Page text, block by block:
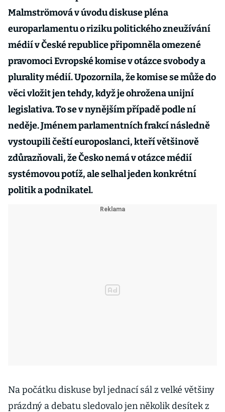
Malmströmová v úvodu diskuse pléna
europarlamentu o riziku politického zneužívání
médií v České republice připomněla omezené
pravomoci Evropské komise v otázce svobody a
plurality médií. Upozornila, že komise se může do
věci vložit jen tehdy, když je ohrožena unijní
legislativa. To se v nynějším případě podle ní
neděje. Jménem parlamentních frakcí následně
vystoupili čeští europoslanci, kteří většinově
zdůrazňovali, že Česko nemá v otázce médií
systémovou potíž, ale selhal jeden konkrétní
politik a podnikatel.
Na počátku diskuse byl jednací sál z velké většiny
prázdný a debatu sledovalo jen několik desítek z